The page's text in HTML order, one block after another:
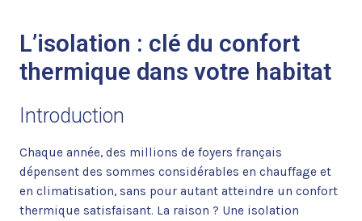
L’isolation : clé du confort
thermique dans votre habitat
Introduction
Chaque année, des millions de foyers français
dépensent des sommes considérables en chauffage et
en climatisation, sans pour autant atteindre un confort
thermique satisfaisant. La raison ? Une isolation